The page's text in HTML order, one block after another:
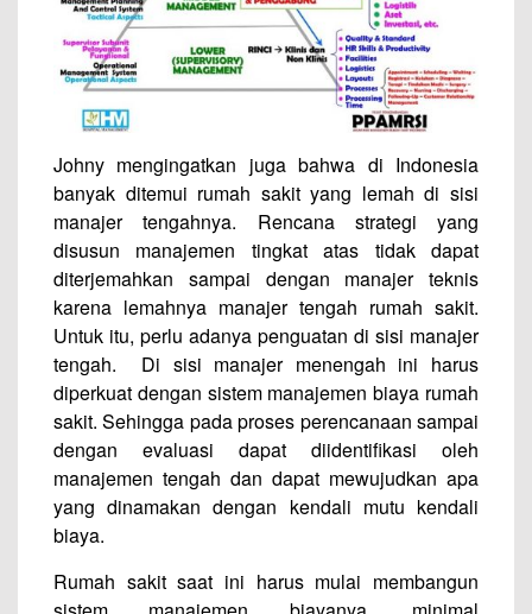
Johny mengingatkan juga bahwa di Indonesia
banyak ditemui rumah sakit yang lemah di sisi
manajer tengahnya. Rencana strategi yang
disusun manajemen tingkat atas tidak dapat
diterjemahkan sampai dengan manajer teknis
karena lemahnya manajer tengah rumah sakit.
Untuk itu, perlu adanya penguatan di sisi manajer
tengah. Di sisi manajer menengah ini harus
diperkuat dengan sistem manajemen biaya rumah
sakit. Sehingga pada proses perencanaan sampai
dengan evaluasi dapat diidentifikasi oleh
manajemen tengah dan dapat mewujudkan apa
yang dinamakan dengan kendali mutu kendali
biaya.
Rumah sakit saat ini harus mulai membangun